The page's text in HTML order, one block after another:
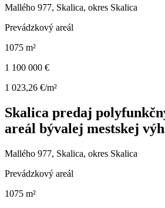
Mallého 977, Skalica, okres Skalica
Prevádzkový areál
1075 m²
1 100 000 €
1 023,26 €/m²
Skalica predaj
areál bývalej mestskej
Mallého 977, Skalica, okres Skalica
Prevádzkový areál
1075 m²